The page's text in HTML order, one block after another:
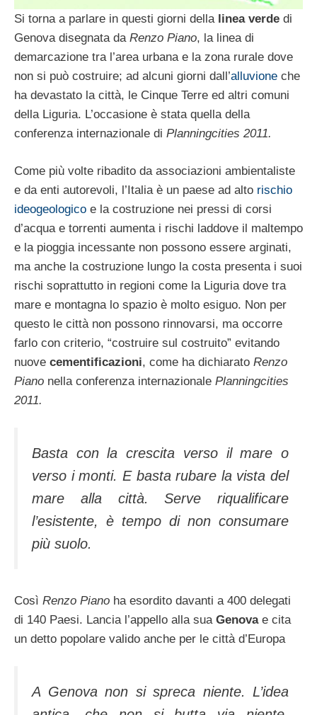
Si torna a parlare in questi giorni dellalinea verde di
Genova disegnata da Renzo Piano, la linea di
demarcazione tra l’area urbana e la zona rurale dove
non si può costruire; ad alcuni giorni dall’alluvione che
ha devastato la città, le Cinque Terre ed altri comuni
della Liguria. L’occasione è stata quella della
conferenza internazionale di Planningcities 2011.
Come più volte ribadito da associazioni ambientaliste
e da enti autorevoli, l’Italia è un paese ad alto rischio
ideogeologico e la costruzione nei pressi di corsi
d’acqua e torrenti aumenta i rischi laddove il maltempo
e la pioggia incessante non possono essere arginati,
ma anche la costruzione lungo la costa presenta i suoi
rischi soprattutto in regioni come la Liguria dove tra
mare e montagna lo spazio è molto esiguo. Non per
questo le città non possono rinnovarsi, ma occorre
farlo con criterio, “costruire sul costruito” evitando
nuove cementificazioni, come ha dichiarato Renzo
Piano nella conferenza internazionale Planningcities
2011.
Basta con la crescita verso il mare o
verso i monti. E basta rubare la vista del
mare alla città. Serve riqualificare
l’esistente, è tempo di non consumare
più suolo.
Così Renzo Piano ha esordito davanti a 400 delegati
di 140 Paesi. Lancia l’appello alla sua Genovae cita
un detto popolare valido anche per le città d’Europa
A Genova non si spreca niente. L’idea